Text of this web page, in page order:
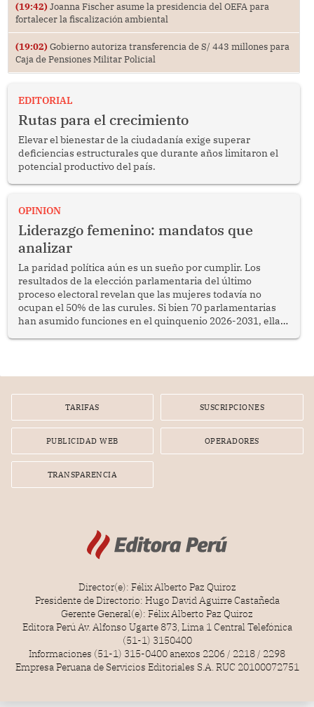
(19:42) Joanna Fischer asume la presidencia del OEFA para
fortalecer la fiscalización ambiental
(19:02) Gobierno autoriza transferencia de S/ 443 millones para
Caja de Pensiones Militar Policial
EDITORIAL
Rutas para el crecimiento
Elevar el bienestar de la ciudadanía exige superar
deficiencias estructurales que durante años limitaron el
potencial productivo del país.
OPINION
Liderazgo femenino: mandatos que
analizar
La paridad política aún es un sueño por cumplir. Los
resultados de la elección parlamentaria del último
proceso electoral revelan que las mujeres todavía no
ocupan el 50% de las curules. Si bien 70 parlamentarias
han asumido funciones en el quinquenio 2026-2031, ellas
TARIFAS SUSCRIPCIONES
PUBLICIDAD WEB OPERADORES
TRANSPARENCIA
Director(e): Félix Alberto Paz Quiroz
Presidente de Directorio: Hugo David Aguirre Castañeda
Gerente General(e): Félix Alberto Paz Quiroz
Editora Perú Av. Alfonso Ugarte 873, Lima 1 Central Telefónica
(51-1) 3150400
Informaciones (51-1) 315-0400 anexos 2206 / 2218 / 2298
Empresa Peruana de Servicios Editoriales S.A. RUC 20100072751